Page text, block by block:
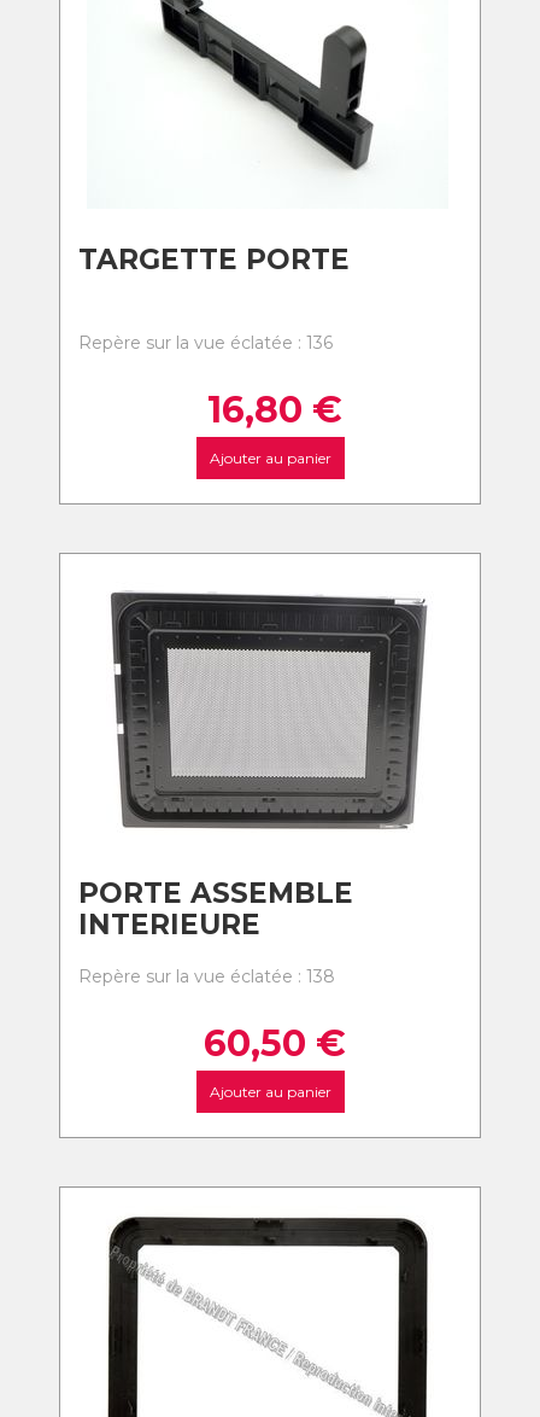
TARGETTE PORTE
Repère sur la vue éclatée : 136
16,80 €
Ajouter au panier
PORTE ASSEMBLE
INTERIEURE
Repère sur la vue éclatée : 138
60,50 €
Ajouter au panier